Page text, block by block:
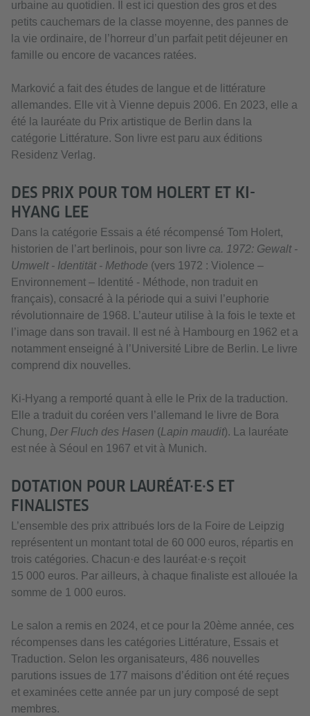
urbaine au quotidien. Il est ici question des gros et des
petits cauchemars de la classe moyenne, des pannes de
la vie ordinaire, de l’horreur d’un parfait petit déjeuner en
famille ou encore de vacances ratées.
Marković a fait des études de langue et de littérature
allemandes. Elle vit à Vienne depuis 2006. En 2023, elle a
été la lauréate du Prix artistique de Berlin dans la
catégorie Littérature. Son livre est paru aux éditions
Residenz Verlag.
DES PRIX POUR TOM HOLERT ET KI-
HYANG LEE
Dans la catégorie Essais a été récompensé Tom Holert,
historien de l’art berlinois, pour son livre ca. 1972: Gewalt -
Umwelt - Identität - Methode (vers 1972 : Violence –
Environnement – Identité - Méthode, non traduit en
français), consacré à la période qui a suivi l’euphorie
révolutionnaire de 1968. L’auteur utilise à la fois le texte et
l’image dans son travail. Il est né à Hambourg en 1962 et a
notamment enseigné à l’Université Libre de Berlin. Le livre
comprend dix nouvelles.
Ki-Hyang a remporté quant à elle le Prix de la traduction.
Elle a traduit du coréen vers l’allemand le livre de Bora
Chung, Der Fluch des Hasen (Lapin maudit). La lauréate
est née à Séoul en 1967 et vit à Munich.
DOTATION POUR LAURÉAT·E·S ET
FINALISTES
L’ensemble des prix attribués lors de la Foire de Leipzig
représentent un montant total de 60 000 euros, répartis en
trois catégories. Chacun·e des lauréat·e·s reçoit
15 000 euros. Par ailleurs, à chaque finaliste est allouée la
somme de 1 000 euros.
Le salon a remis en 2024, et ce pour la 20ème année, ces
récompenses dans les catégories Littérature, Essais et
Traduction. Selon les organisateurs, 486 nouvelles
parutions issues de 177 maisons d’édition ont été reçues
et examinées cette année par un jury composé de sept
membres.